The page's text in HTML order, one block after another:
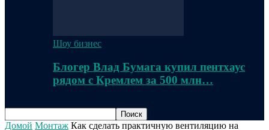
Шоу бизнес
Блогер Влад Бумага купил пентхаус
рядом с Кремлем за 500 млн…
Домой Монтаж Как сделать практичную вентиляцию на